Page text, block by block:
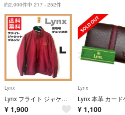
約2,000件中 217 - 252件
Lynx
Lynx フライト ジャケット ブルゾン ワインレッド バーガンディ チェック柄
¥ 1,900
Lynx
¥ 1,100